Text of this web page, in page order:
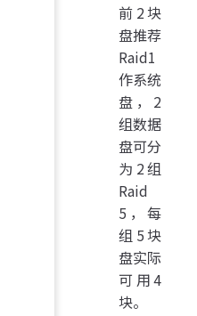
前2块
盘推荐
Raid1
作系统
盘，2
组数据
盘可分
为2组
Raid
5，每
组5块
盘实际
可用4
块。